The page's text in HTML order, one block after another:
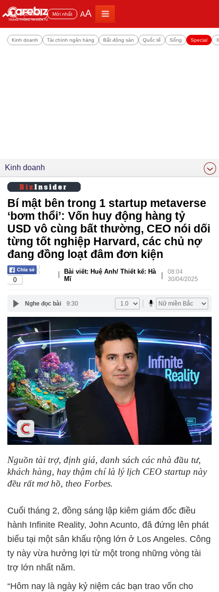
Đọc nhiều Mới nhất AA
Kinh doanh Tài chính ngân hàng Bất động sản Quốc tế Sống Special
Kinh doanh
Bí mật bên trong 1 startup metaverse
‘bơm thổi’: Vốn huy động hàng tỷ
USD vô cùng bất thường, CEO nói dối
từng tốt nghiệp Harvard, các chủ nợ
đang đồng loạt đâm đơn kiện
0
|
Bài viết: Huệ Anh/ Thiết kế: Hà
Mĩ
|
08:04
30/04/2025
Nghe đọc bài 9:30
Nguồn tài trợ, định giá, danh sách các nhà đầu tư,
khách hàng, hay thậm chí là lý lịch CEO startup này
đều rất mơ hồ, theo Forbes.
Cuối tháng 2, đồng sáng lập kiêm giám đốc điều
hành Infinite Reality, John Acunto, đã đứng lên phát
biểu tại một sân khấu rộng lớn ở Los Angeles. Công
ty này vừa hưởng lợi từ một trong những vòng tài
trợ lớn nhất năm.
“Hôm nay là ngày kỷ niệm các bạn trao vốn cho